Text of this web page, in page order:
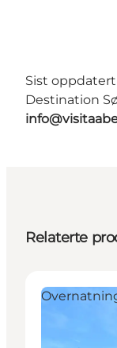
Sist oppdatert
Destination
Relaterte